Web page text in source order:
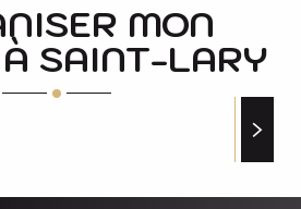
CAFE CENTRAL)
PATISSERIE
& COFFEE TRUCK
PYRENEEN
PYRENEEN-BAR AU
MON
SAINT-LARY